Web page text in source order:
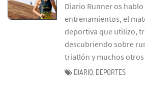
Diario Runner os
entrenamientos, el
deportiva que utilizo,
descubriendo sobre
triatlón y muchos
DIARIO, DEPORTES